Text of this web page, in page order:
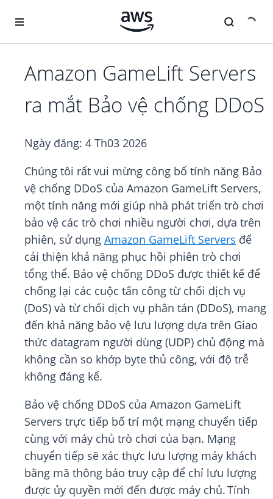
Amazon GameLift Servers
ra mắt Bảo vệ chống DDoS
Ngày đăng: 4 Th03 2026
Chúng tôi rất vui mừng công bố tính năng Bảo
vệ chống DDoS của Amazon GameLift Servers,
một tính năng mới giúp nhà phát triển trò chơi
bảo vệ các trò chơi nhiều người chơi, dựa trên
phiên, sử dụng Amazon GameLift Servers để
cải thiện khả năng phục hồi phiên trò chơi
tổng thể. Bảo vệ chống DDoS được thiết kế để
chống lại các cuộc tấn công từ chối dịch vụ
(DoS) và từ chối dịch vụ phân tán (DDoS), mang
đến khả năng bảo vệ lưu lượng dựa trên Giao
thức datagram người dùng (UDP) chủ động mà
không cần so khớp byte thủ công, với độ trễ
không đáng kể.
Bảo vệ chống DDoS của Amazon GameLift
Servers trực tiếp bố trí một mạng chuyển tiếp
cùng với máy chủ trò chơi của bạn. Mạng
chuyển tiếp sẽ xác thực lưu lượng máy khách
bằng mã thông báo truy cập để chỉ lưu lượng
được ủy quyền mới đến được máy chủ. Tính